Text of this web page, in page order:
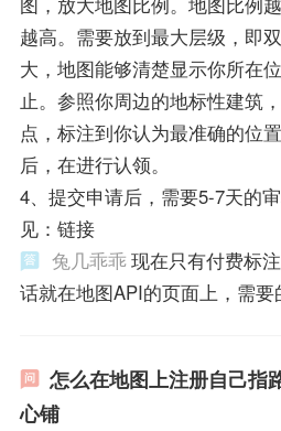
越高。需要放到最大层级，即
大，地图能够清楚显示你所在
止。参照你周边的地标性建筑
点，标注到你认为最准确的位
后，在进行认领。
4、提交申请后，需要5-7天的
见：链接
兔几乖乖现在只有付费标
话就在地图API的页面上，需
怎么在地图上注册自己指
心铺